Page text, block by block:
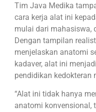
Tim Java Medika
cara kerja alat ini
mulai dari mahasiswa,
Dengan tampilan
menjelaskan anatomi
kadaver, alat ini
pendidikan kedokteran
“Alat ini tidak hanya
anatomi konvensional,